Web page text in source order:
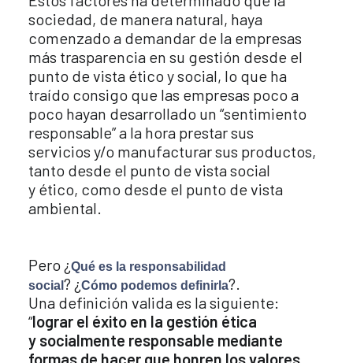
sociedad, de manera natural, haya
comenzado a demandar de la empresas
más trasparencia en su gestión desde el
punto de vista ético y social, lo que ha
traído consigo que las empresas poco a
poco hayan desarrollado un “sentimiento
responsable” a la hora prestar sus
servicios y/o manufacturar sus productos,
tanto desde el punto de vista social
y ético, como desde el punto de vista
ambiental.
Pero ¿Qué es la responsabilidad
social ? ¿Cómo podemos definirla?.
Una definición valida es la siguiente:
“lograr el éxito en la gestión ética
y socialmente responsable mediante
formas de hacer que honren los valores